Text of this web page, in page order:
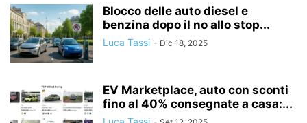
Blocco delle auto diesel e
benzina dopo il no allo stop...
Luca Tassi - Dic 18, 2025
EV Marketplace, auto con sconti
fino al 40% consegnate a casa:...